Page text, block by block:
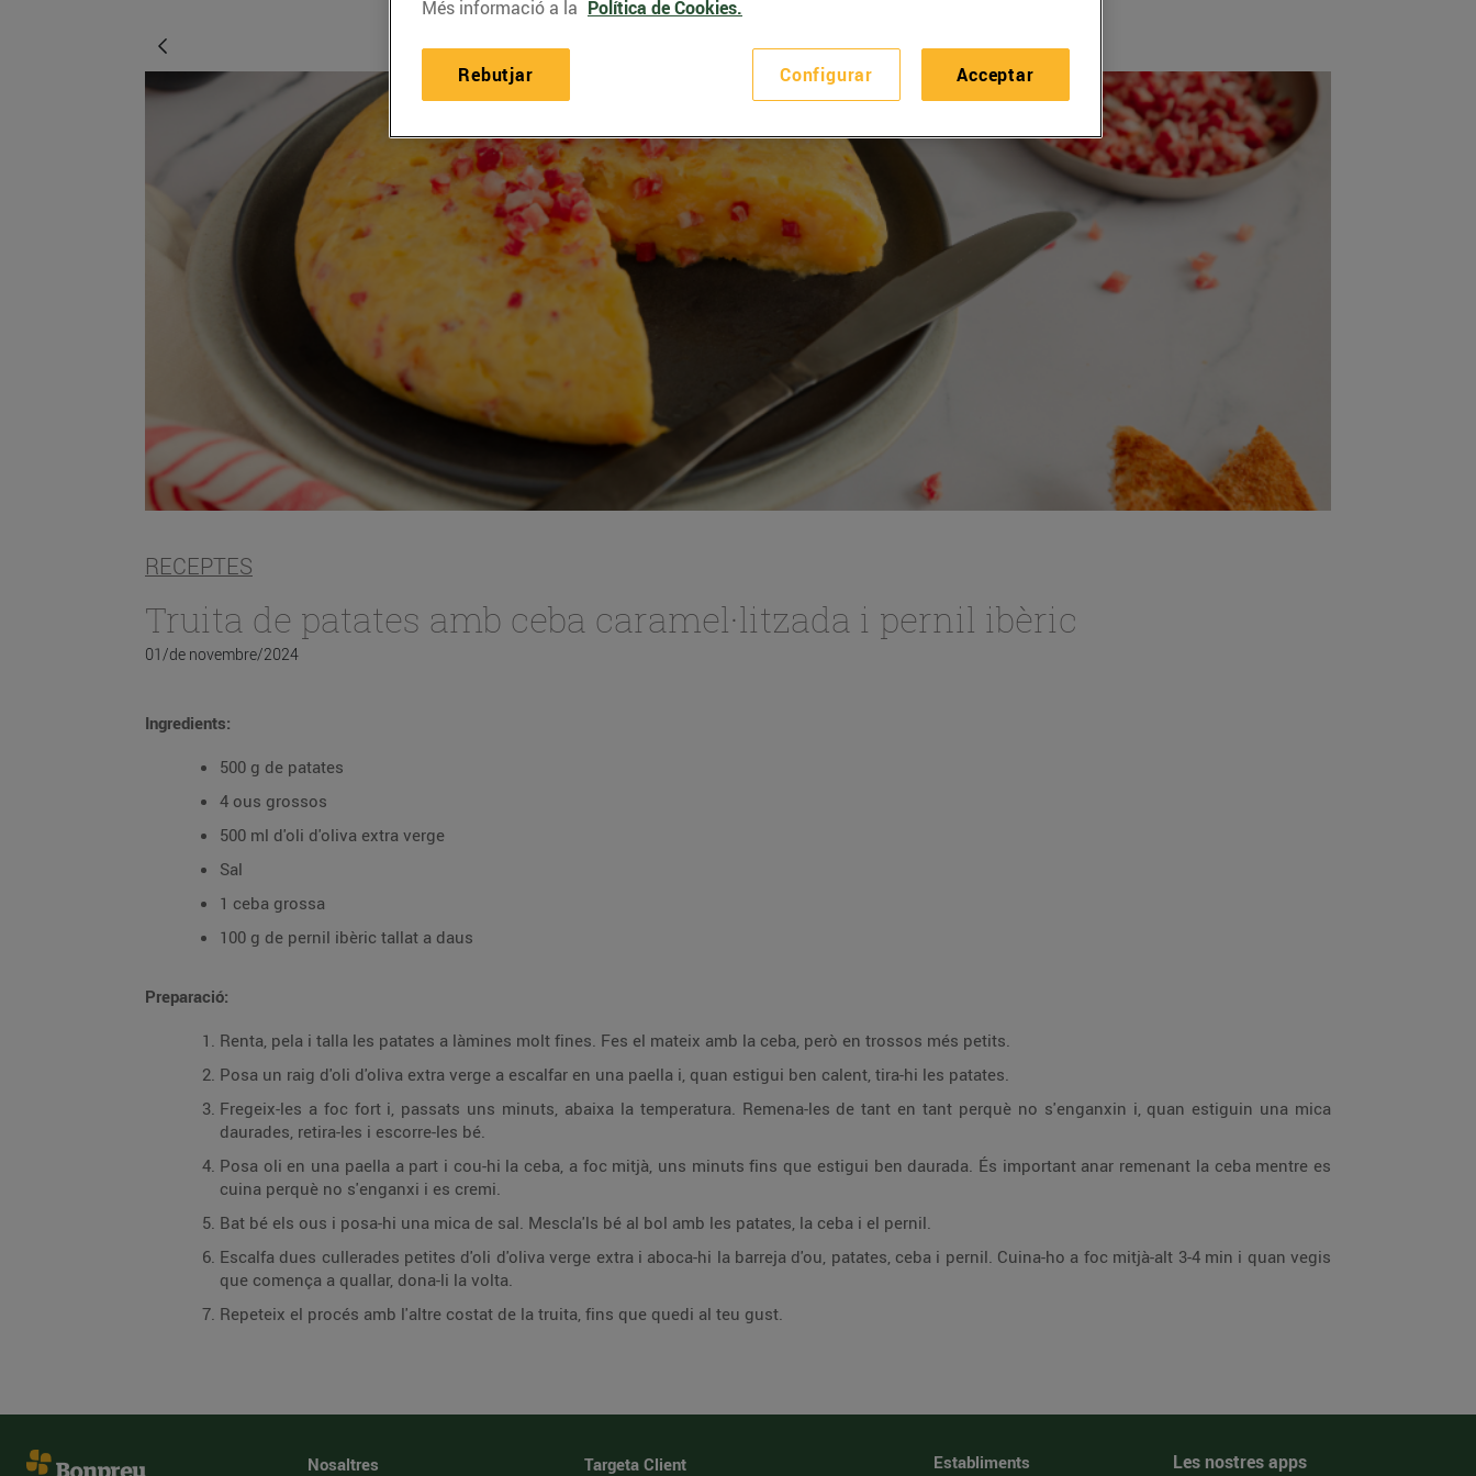
RECEPTES
Truita de patates amb ceba caramel·litzada i pernil ibèric
01/de novembre/2024
Ingredients:
500 g de patates
4 ous grossos
500 ml d'oli d'oliva extra verge
Sal
1 ceba grossa
100 g de pernil ibèric tallat a daus
Preparació:
Renta, pela i talla les patates a làmines molt fines. Fes el mateix amb la ceba, però en trossos més petits.
Posa un raig d'oli d'oliva extra verge a escalfar en una paella i, quan estigui ben calent, tira-hi les patates.
Fregeix-les a foc fort i, passats uns minuts, abaixa la temperatura. Remena-les de tant en tant perquè no s'enganxin i, quan estiguin una mica
daurades, retira-les i escorre-les bé.
Posa oli en una paella a part i cou-hi la ceba, a foc mitjà, uns minuts fins que estigui ben daurada. És important anar remenant la ceba mentre es
cuina perquè no s'enganxi i es cremi.
Bat bé els ous i posa-hi una mica de sal. Mescla'ls bé al bol amb les patates, la ceba i el pernil.
Escalfa dues cullerades petites d'oli d'oliva verge extra i aboca-hi la barreja d'ou, patates, ceba i pernil. Cuina-ho a foc mitjà-alt 3-4 min i quan vegis
que comença a quallar, dona-li la volta.
Repeteix el procés amb l'altre costat de la truita, fins que quedi al teu gust.
Nosaltres Targeta Client Establiments Les nostres apps
Més informació a la Política de Cookies.
Configurar
Rebutjar Acceptar